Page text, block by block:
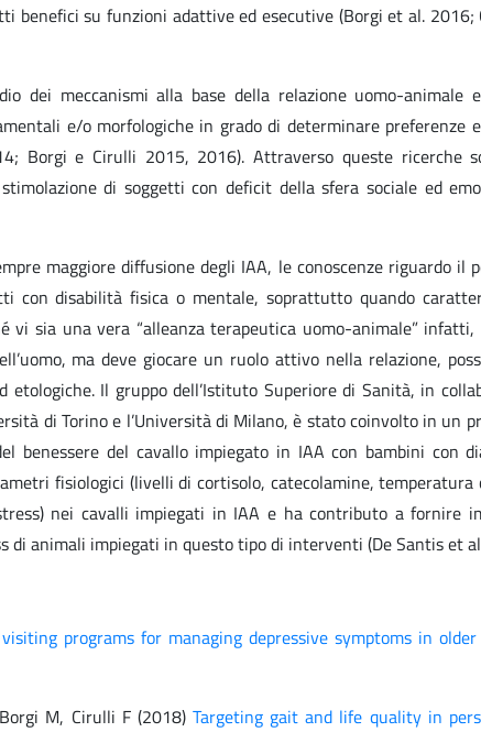
benefici su funzioni adattive ed esecutive (Borgi et al. 2016;
dei meccanismi alla base della relazione uomo-animale
e/o morfologiche in grado di determinare preferenze
Borgi e Cirulli 2015, 2016). Attraverso queste ricerche
di soggetti con deficit della sfera sociale ed
maggiore diffusione degli IAA, le conoscenze riguardo il
con disabilità fisica o mentale, soprattutto quando
vi sia una vera “alleanza terapeutica uomo-animale” infatti,
ma deve giocare un ruolo attivo nella relazione,
Il gruppo dell’Istituto Superiore di Sanità, in
di Torino e l’Università di Milano, è stato coinvolto in un
benessere del cavallo impiegato in IAA con bambini con
fisiologici (livelli di cortisolo, catecolamine, temperatura
nei cavalli impiegati in IAA e ha contributo a fornire
di animali impiegati in questo tipo di interventi (De Santis et
programs for managing depressive symptoms in
M, Cirulli F (2018)Targeting gait and life quality in